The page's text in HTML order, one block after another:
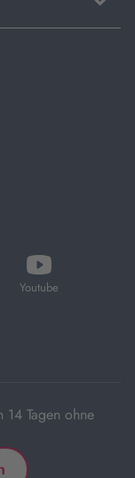
Youtube
öffnet
in
14 Tagen ohne